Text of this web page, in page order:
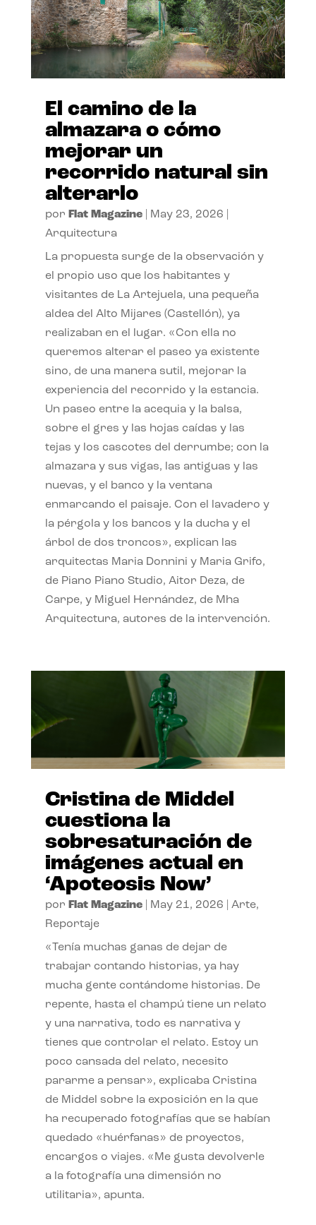
El camino de la
almazara o cómo
mejorar un
recorrido natural sin
alterarlo
por Flat Magazine| May 23, 2026
Arquitectura
La propuesta surge de la observación y
el propio uso que los habitantes y
visitantes de La Artejuela, una pequeña
aldea del Alto Mijares (Castellón), ya
realizaban en el lugar. «Con ella no
queremos alterar el paseo ya existente
sino, de una manera sutil, mejorar la
experiencia del recorrido y la estancia.
Un paseo entre la acequia y la balsa,
sobre el gres y las hojas caídas y las
tejas y los cascotes del derrumbe; con la
almazara y sus vigas, las antiguas y las
nuevas, y el banco y la ventana
enmarcando el paisaje. Con el lavadero y
la pérgola y los bancos y la ducha y el
árbol de dos troncos», explican las
arquitectas Maria Donnini y Maria Grifo,
de Piano Piano Studio, Aitor Deza, de
Carpe, y Miguel Hernández, de Mha
Arquitectura, autores de la intervención.
Cristina de Middel
cuestiona la
sobresaturación de
imágenes actual en
‘Apoteosis Now’
por Flat Magazine| May 21, 2026 Arte,
Reportaje
«Tenía muchas ganas de dejar de
trabajar contando historias, ya hay
mucha gente contándome historias. De
repente, hasta el champú tiene un relato
y una narrativa, todo es narrativa y
tienes que controlar el relato. Estoy un
poco cansada del relato, necesito
pararme a pensar», explicaba Cristina
de Middel sobre la exposición en la que
ha recuperado fotografías que se habían
quedado «huérfanas» de proyectos,
encargos o viajes. «Me gusta devolverle
a la fotografía una dimensión no
utilitaria», apunta.